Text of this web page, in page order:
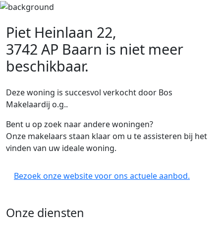
Piet Heinlaan 22,
3742 AP Baarn is niet meer
beschikbaar.
Deze woning is succesvol verkocht door Bos
Makelaardij o.g..
Bent u op zoek naar andere woningen?
Onze makelaars staan klaar om u te assisteren bij het
vinden van uw ideale woning.
Bezoek onze website voor ons actuele aanbod.
Onze diensten